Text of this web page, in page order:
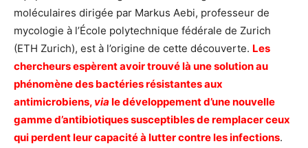
moléculaires dirigée par Markus Aebi, professeur de
mycologie à l’École polytechnique fédérale de Zurich
(ETH Zurich), est à l’origine de cette découverte. Les
chercheurs espèrent avoir trouvé là une solution au
phénomène des bactéries résistantes aux
antimicrobiens, via le développement d’une nouvelle
gamme d’antibiotiques susceptibles de remplacer ceux
qui perdent leur capacité à lutter contre les infections.